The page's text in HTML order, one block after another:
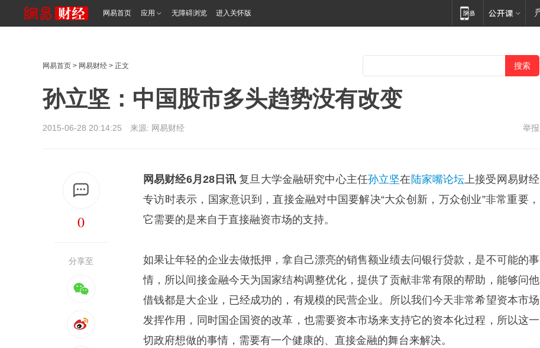
网易首页 应用 无障碍浏览 进入关怀版
网易首页 > 网易财经 > 正文
孙立坚：中国股市多头趋势没有改变
2015-06-28 20:14:25 来源: 网易财经 举报
0
分享至
网易财经6月28日讯复旦大学金融研究中心主任孙立坚在 陆家嘴论坛上接受网易财经
专访时表示，国家意识到，直接金融对中国要解决“大众创新，万众创业”非常重要，
它需要的是来自于直接融资市场的支持。
如果让年轻的企业去做抵押，拿自己漂亮的销售额业绩去问银行贷款，是不可能的事
情，所以间接金融今天为国家结构调整优化，提供了贡献非常有限的帮助，能够问他
借钱都是大企业，已经成功的，有规模的民营企业。所以我们今天非常希望资本市场
发挥作用，同时国企国资的改革，也需要资本市场来支持它的资本化过程，所以这一
切政府想做的事情，需要有一个健康的、直接金融的舞台来解决。